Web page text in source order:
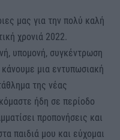
μας για την πολύ καλή
χρονιά 2022.
υπομονή, συγκέντρωση
μια εντυπωσιακή
της νέας
ήδη σε περίοδο
προπονήσεις και
παιδιά μου και εύχομαι